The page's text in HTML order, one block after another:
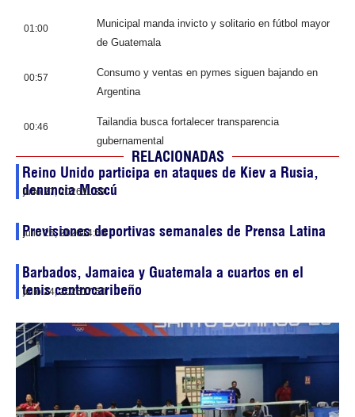
01:00
Municipal manda invicto y solitario en fútbol mayor
de Guatemala
00:57
Consumo y ventas en pymes siguen bajando en
Argentina
00:46
Tailandia busca fortalecer transparencia
gubernamental
RELACIONADAS
Reino Unido participa en ataques de Kiev a Rusia,
denuncia Moscú
julio 27, 202611:39
Previsiones deportivas semanales de Prensa Latina
julio 25, 202614:50
Barbados, Jamaica y Guatemala a cuartos en el
tenis centrocaribeño
julio 24, 202617:50